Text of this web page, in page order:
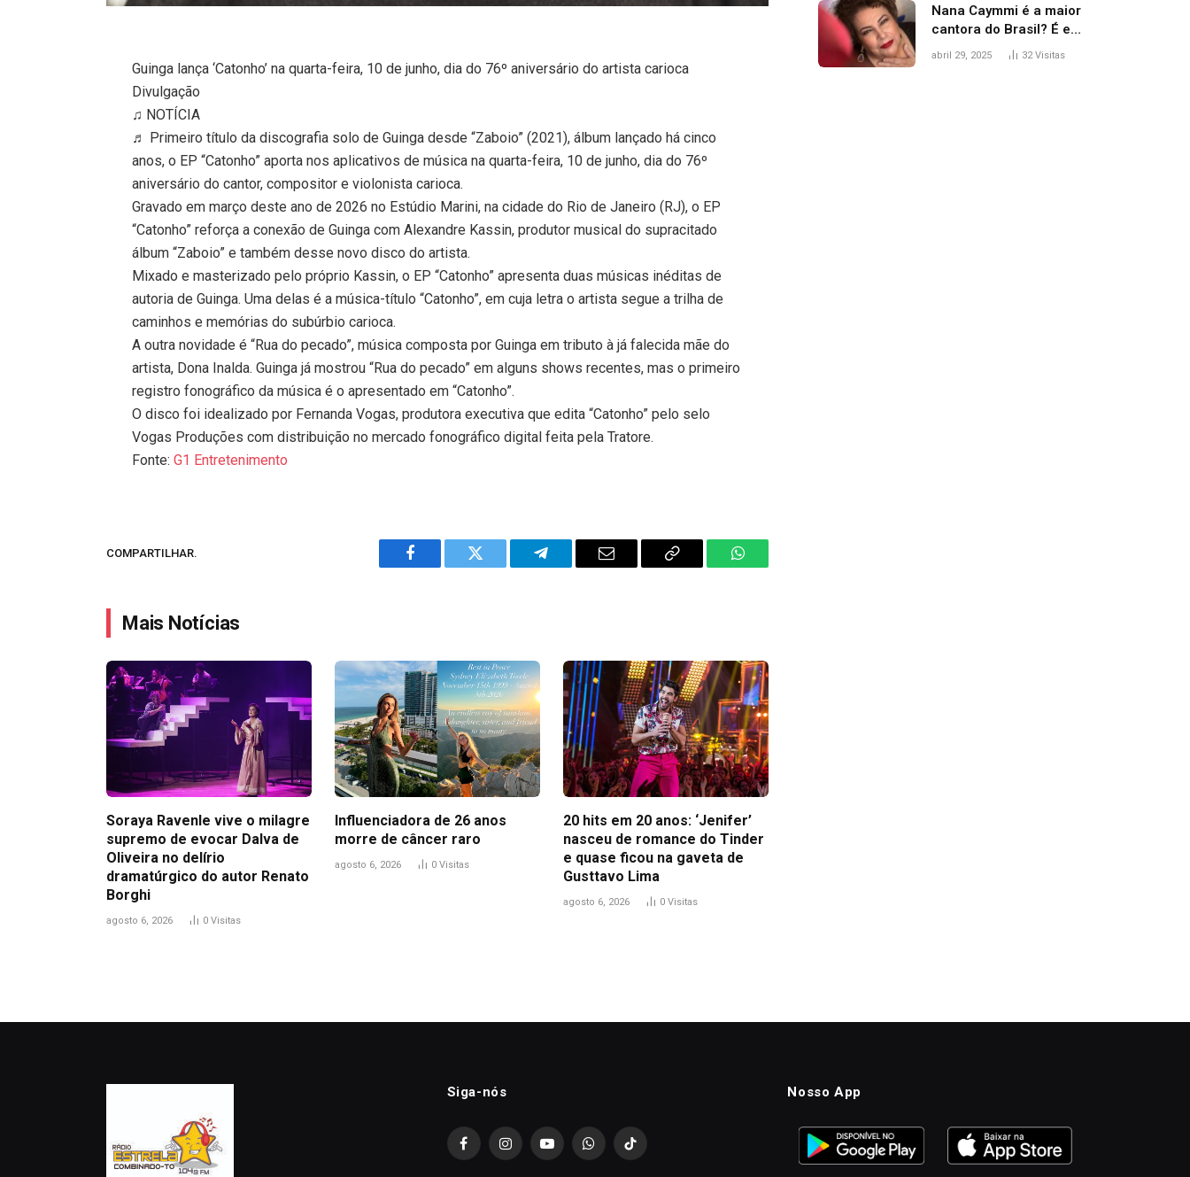
Guinga lança ‘Catonho’ na quarta-feira, 10 de junho, dia do 76º aniversário do artista carioca
Divulgação
♫ NOTÍCIA
♬ Primeiro título da discografia solo de Guinga desde “Zaboio” (2021), álbum lançado há cinco
anos, o EP “Catonho” aporta nos aplicativos de música na quarta-feira, 10 de junho, dia do 76º
aniversário do cantor, compositor e violonista carioca.
Gravado em março deste ano de 2026 no Estúdio Marini, na cidade do Rio de Janeiro (RJ), o EP
“Catonho” reforça a conexão de Guinga com Alexandre Kassin, produtor musical do supracitado
álbum “Zaboio” e também desse novo disco do artista.
Mixado e masterizado pelo próprio Kassin, o EP “Catonho” apresenta duas músicas inéditas de
autoria de Guinga. Uma delas é a música-título “Catonho”, em cuja letra o artista segue a trilha de
caminhos e memórias do subúrbio carioca.
A outra novidade é “Rua do pecado”, música composta por Guinga em tributo à já falecida mãe do
artista, Dona Inalda. Guinga já mostrou “Rua do pecado” em alguns shows recentes, mas o primeiro
registro fonográfico da música é o apresentado em “Catonho”.
O disco foi idealizado por Fernanda Vogas, produtora executiva que edita “Catonho” pelo selo
Vogas Produções com distribuição no mercado fonográfico digital feita pela Tratore.
Fonte:G1 Entretenimento
COMPARTILHAR.
Facebook Twitter Telegram Email
Copy
WhatsApp
Mais Notícias
Soraya Ravenle vive o milagre
supremo de evocar Dalva de
Oliveira no delírio
dramatúrgico do autor Renato
Borghi
agosto 6, 2026 0 Visitas
Influenciadora de 26 anos
morre de câncer raro
agosto 6, 2026 0 Visitas
20 hits em 20 anos: ‘Jenifer’
nasceu de romance do Tinder
e quase ficou na gaveta de
Gusttavo Lima
agosto 6, 2026 0 Visitas
Nana Caymmi é a maior
cantora do Brasil? É e
não é…
abril 29, 2025 32Visitas
Siga-nós
FacebookInstagramYouTubeWhatsAppTikTok
Nosso App